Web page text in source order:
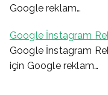
Google reklam…
Google İnstagram
Google İnstagram
için Google reklam…